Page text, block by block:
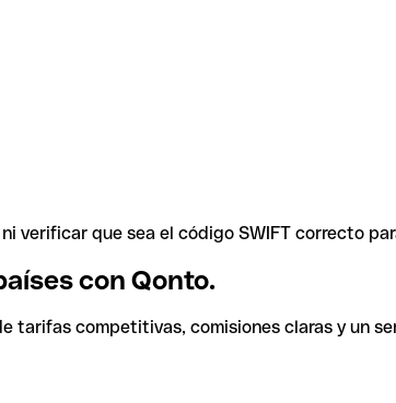
verificar que sea el código SWIFT correcto
con Qonto.
tarifas competitivas, comisiones claras y un